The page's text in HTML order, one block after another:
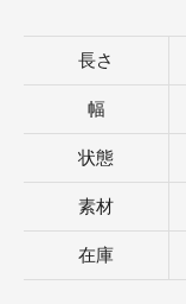
長さ
幅
状態
素材
在庫